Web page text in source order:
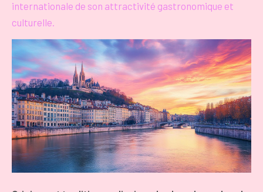
internationale de son attractivité gastronomique et
culturelle.